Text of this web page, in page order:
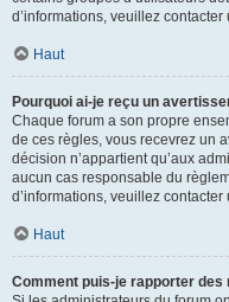
d’informations, veuillez
Haut
Pourquoi ai-je reçu un
Chaque forum a son propre
de ces règles, vous recevrez un
décision n’appartient qu’aux
aucun cas responsable du
d’informations, veuillez
Haut
Comment puis-je rapporter